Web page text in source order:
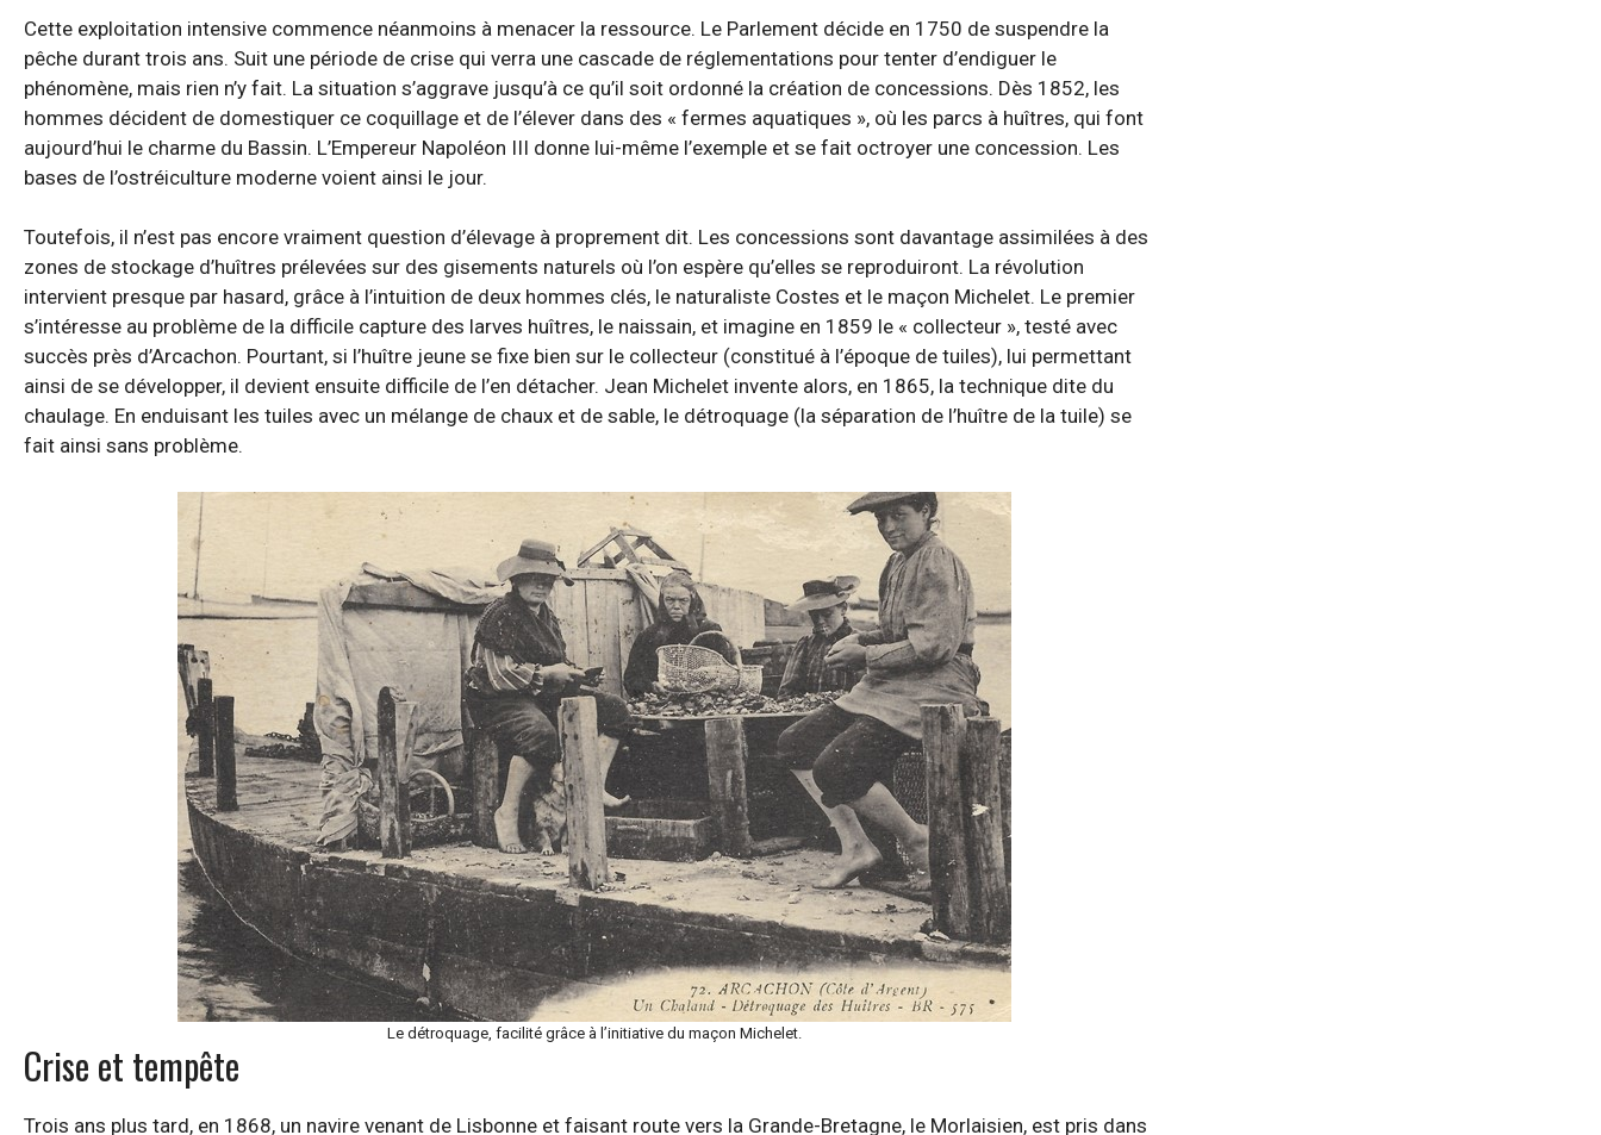
Cette exploitation intensive commence néanmoins à menacer la ressource. Le Parlement décide en 1750 de suspendre la
pêche durant trois ans. Suit une période de crise qui verra une cascade de réglementations pour tenter d’endiguer le
phénomène, mais rien n’y fait. La situation s’aggrave jusqu’à ce qu’il soit ordonné la création de concessions. Dès 1852, les
hommes décident de domestiquer ce coquillage et de l’élever dans des « fermes aquatiques », où les parcs à huîtres, qui font
aujourd’hui le charme du Bassin. L’Empereur Napoléon III donne lui-même l’exemple et se fait octroyer une concession. Les
bases de l’ostréiculture moderne voient ainsi le jour.
Toutefois, il n’est pas encore vraiment question d’élevage à proprement dit. Les concessions sont davantage assimilées à des
zones de stockage d’huîtres prélevées sur des gisements naturels où l’on espère qu’elles se reproduiront. La révolution
intervient presque par hasard, grâce à l’intuition de deux hommes clés, le naturaliste Costes et le maçon Michelet. Le premier
s’intéresse au problème de la difficile capture des larves huîtres, le naissain, et imagine en 1859 le « collecteur », testé avec
succès près d’Arcachon. Pourtant, si l’huître jeune se fixe bien sur le collecteur (constitué à l’époque de tuiles), lui permettant
ainsi de se développer, il devient ensuite difficile de l’en détacher. Jean Michelet invente alors, en 1865, la technique dite du
chaulage. En enduisant les tuiles avec un mélange de chaux et de sable, le détroquage (la séparation de l’huître de la tuile) se
fait ainsi sans problème.
Le détroquage, facilité grâce à l’initiative du maçon Michelet.
Crise et tempête
Trois ans plus tard, en 1868, un navire venant de Lisbonne et faisant route vers la Grande-Bretagne, le Morlaisien, est pris dans